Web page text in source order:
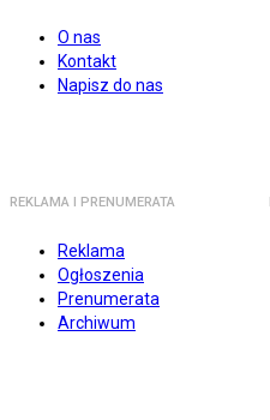
O nas
Kontakt
Napisz do nas
REKLAMA I PRENUMERATA
Reklama
Ogłoszenia
Prenumerata
Archiwum